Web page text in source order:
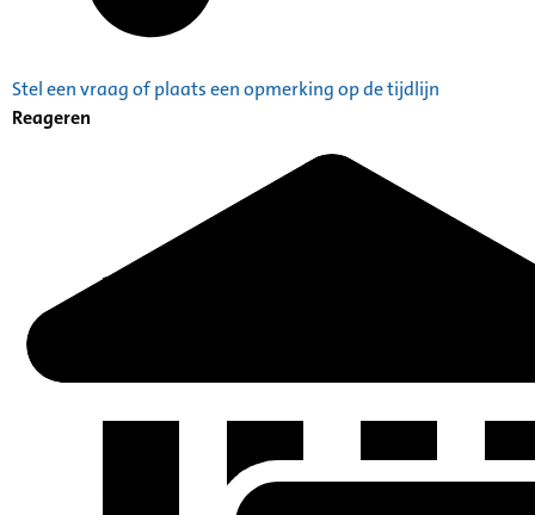
Stel een vraag of plaats een opmerking op de tijdlijn
Reageren